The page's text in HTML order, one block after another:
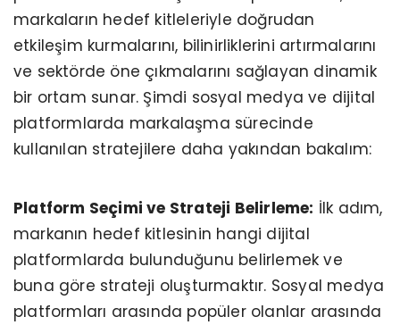
markaların hedef kitleleriyle doğrudan
etkileşim kurmalarını, bilinirliklerini artırmalarını
ve sektörde öne çıkmalarını sağlayan dinamik
bir ortam sunar. Şimdi sosyal medya ve dijital
platformlarda markalaşma sürecinde
kullanılan stratejilere daha yakından bakalım:
Platform Seçimi ve Strateji Belirleme: İlk adım,
markanın hedef kitlesinin hangi dijital
platformlarda bulunduğunu belirlemek ve
buna göre strateji oluşturmaktır. Sosyal medya
platformları arasında popüler olanlar arasında